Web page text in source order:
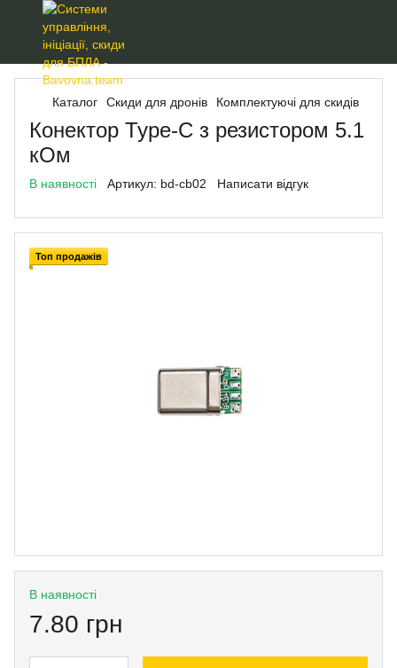
Каталог Скиди для дронів Комплектуючі для скидів
Конектор Type-C з резистором 5.1
кОм
В наявності Артикул: bd‑cb02 Написати відгук
Топ продажів
В наявності
7.80 грн